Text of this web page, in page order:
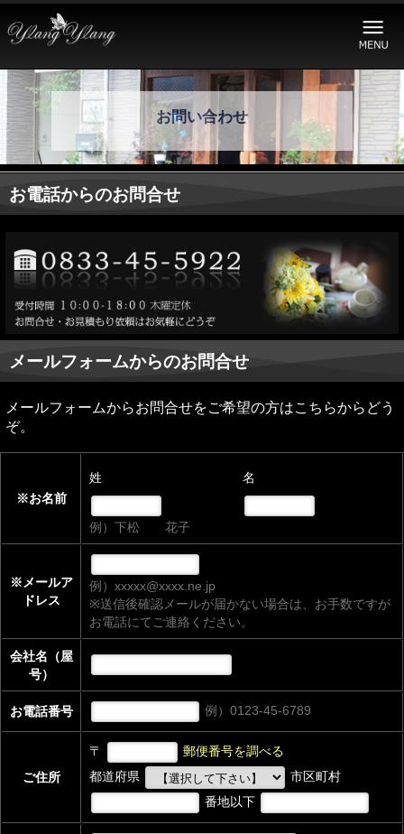
お問い合わせ
お電話からのお問合せ
メールフォームからのお問合せ
メールフォームからお問合せをご希望の方はこちらからどう
ぞ。
※お名前
姓 名
例）下松 花子
※メールア
ドレス
例）xxxxx@xxxx.ne.jp
※送信後確認メールが届かない場合は、お手数ですが
お電話にてご連絡ください。
会社名（屋
号）
お電話番号 例）0123-45-6789
ご住所
〒
郵便番号を調べる
都道府県
市区町村
番地以下